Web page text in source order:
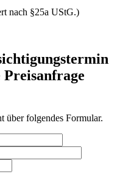
nach §25a UStG.)
über folgendes Formular.